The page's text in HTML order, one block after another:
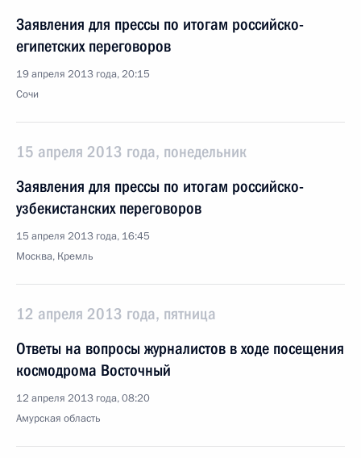
Заявления для прессы по итогам российско-
египетских переговоров
19 апреля 2013 года, 20:15
Сочи
15 апреля 2013 года, понедельник
Заявления для прессы по итогам российско-
узбекистанских переговоров
15 апреля 2013 года, 16:45
Москва, Кремль
12 апреля 2013 года, пятница
Ответы на вопросы журналистов в ходе посещения
космодрома Восточный
12 апреля 2013 года, 08:20
Амурская область